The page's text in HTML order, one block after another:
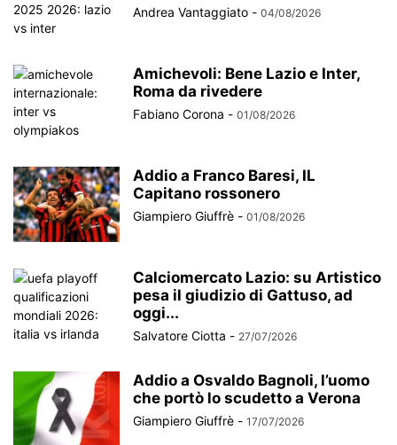
Andrea Vantaggiato - 04/08/2026
Amichevoli: Bene Lazio e Inter,
Roma da rivedere
Fabiano Corona - 01/08/2026
Addio a Franco Baresi, IL
Capitano rossonero
Giampiero Giuffrè - 01/08/2026
Calciomercato Lazio: su Artistico
pesa il giudizio di Gattuso, ad
oggi...
Salvatore Ciotta - 27/07/2026
Addio a Osvaldo Bagnoli, l’uomo
che portò lo scudetto a Verona
Giampiero Giuffrè - 17/07/2026